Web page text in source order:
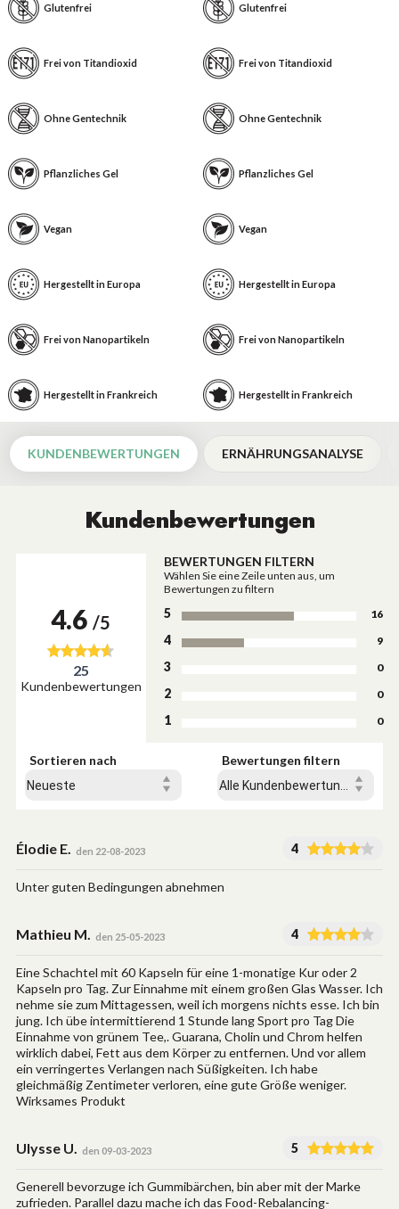
Glutenfrei Glutenfrei
Frei von Titandioxid Frei von Titandioxid
Ohne Gentechnik Ohne Gentechnik
Pflanzliches Gel Pflanzliches Gel
Vegan Vegan
Hergestellt in Europa Hergestellt in Europa
Frei von Nanopartikeln Frei von Nanopartikeln
Hergestellt in Frankreich Hergestellt in Frankreich
KUNDENBEWERTUNGEN ERNÄHRUNGSANALYSE
Kundenbewertungen
4.6 /5
25
Kundenbewertungen
BEWERTUNGEN FILTERN
Wählen Sie eine Zeile unten aus, um
Bewertungen zu filtern
5 16
4 9
3 0
2 0
1 0
Sortieren nach Bewertungen filtern
Élodie E. den 22-08-2023 4
Unter guten Bedingungen abnehmen
Mathieu M. den 25-05-2023 4
Eine Schachtel mit 60 Kapseln für eine 1-monatige Kur oder 2
Kapseln pro Tag. Zur Einnahme mit einem großen Glas Wasser. Ich
nehme sie zum Mittagessen, weil ich morgens nichts esse. Ich bin
jung. Ich übe intermittierend 1 Stunde lang Sport pro Tag Die
Einnahme von grünem Tee,. Guarana, Cholin und Chrom helfen
wirklich dabei, Fett aus dem Körper zu entfernen. Und vor allem
ein verringertes Verlangen nach Süßigkeiten. Ich habe
gleichmäßig Zentimeter verloren, eine gute Größe weniger.
Wirksames Produkt
Ulysse U. den 09-03-2023 5
Generell bevorzuge ich Gummibärchen, bin aber mit der Marke
zufrieden. Parallel dazu mache ich das Food-Rebalancing-